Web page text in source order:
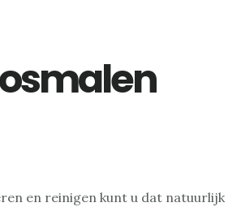
en reinigen kunt u dat natuurlijk